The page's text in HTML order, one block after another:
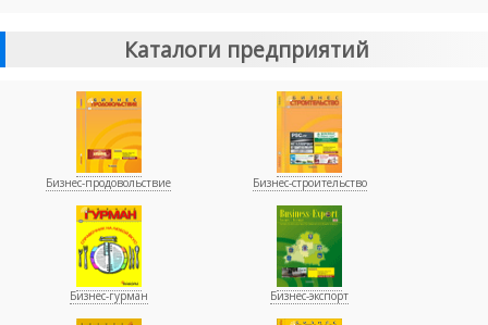
Каталоги предприятий
Бизнес-продовольствие Бизнес-строительство
Бизнес-гурман Бизнес-экспорт